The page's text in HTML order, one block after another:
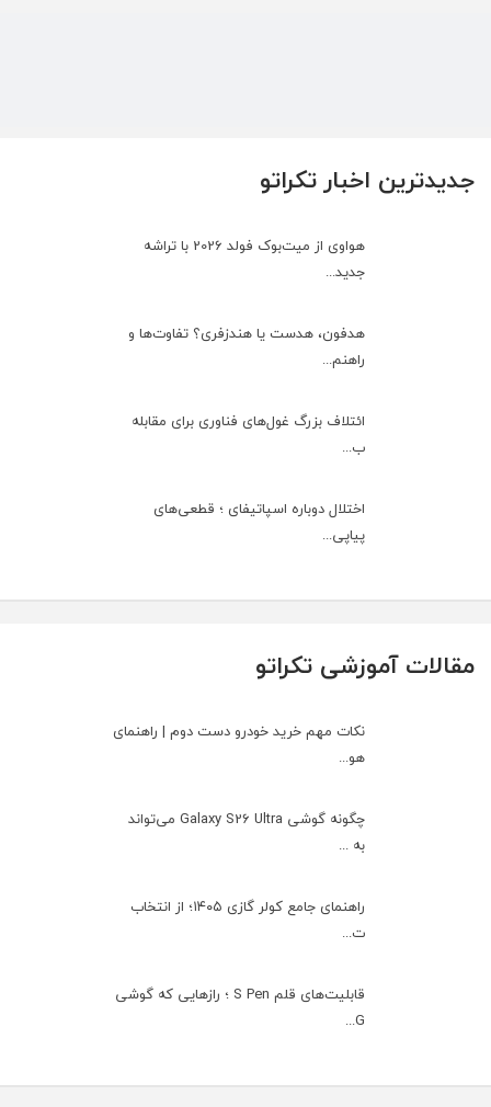
جدیدترین اخبار تکراتو
هواوی از میت‌بوک فولد 2026 با تراشه
جدید...
هدفون، هدست یا هندزفری؟ تفاوت‌ها و
راهنم...
ائتلاف بزرگ غول‌های فناوری برای مقابله
ب...
اختلال دوباره اسپاتیفای ؛ قطعی‌های
پیاپی...
مقالات آموزشی تکراتو
نکات مهم خرید خودرو دست دوم | راهنمای
هو...
چگونه گوشی Galaxy S26 Ultra می‌تواند
به ...
راهنمای جامع کولر گازی ۱۴۰۵؛ از انتخاب
ت...
قابلیت‌های قلم S Pen ؛ رازهایی که گوشی
G...